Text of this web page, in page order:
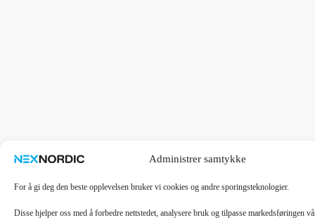
Administrer samtykke
For å gi deg den beste opplevelsen bruker vi cookies og andre sporingsteknologier.
Disse hjelper oss med å forbedre nettstedet, analysere bruk og tilpasse markedsføringen